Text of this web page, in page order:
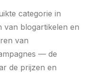
categorie in
van blogartikelen en
van
— de
de prijzen en